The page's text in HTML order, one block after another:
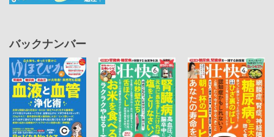
バックナンバー